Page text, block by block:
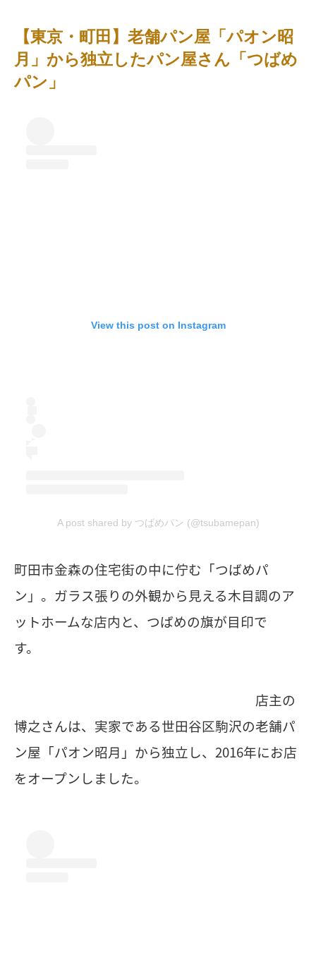
【東京・町田】老舗パン屋「パオン昭
月」から独立したパン屋さん「つばめ
パン」
View this post on Instagram
A post shared by つばめパン (@tsubamepan)
町田市金森の住宅街の中に佇む「つばめパ
ン」。ガラス張りの外観から見える木目調のア
ットホームな店内と、つばめの旗が目印で
す。
店主の
博之さんは、実家である世田谷区駒沢の老舗パ
ン屋「パオン昭月」から独立し、2016年にお店
をオープンしました。